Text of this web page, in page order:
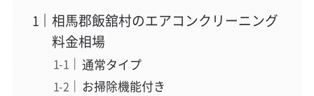
相馬郡飯舘村のエアコンクリーニング
料金相場
通常タイプ
お掃除機能付き